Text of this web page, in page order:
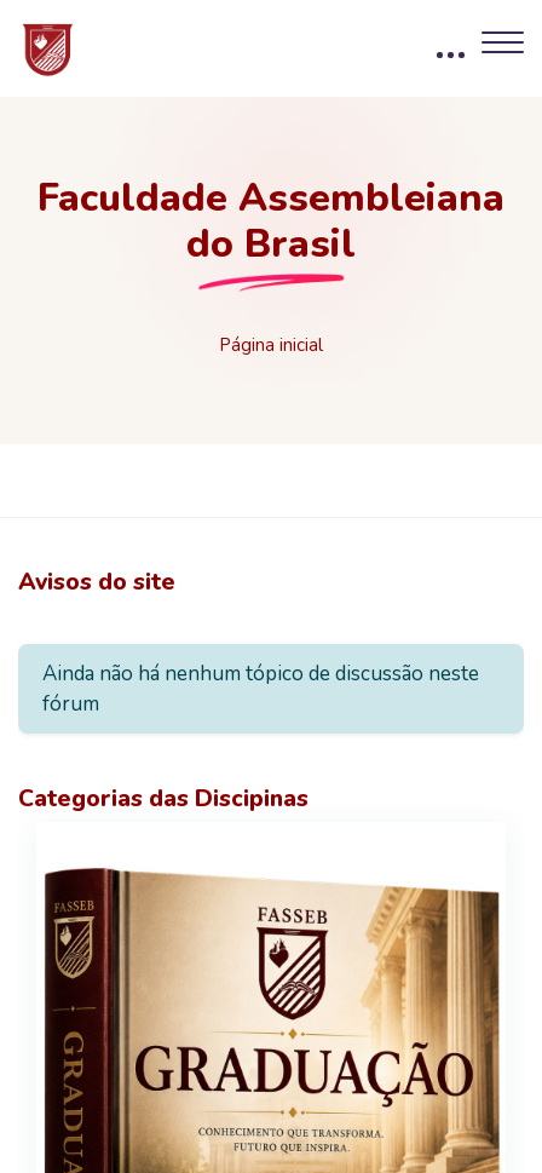
Faculdade Assembleiana
do Brasil
Página inicial
Blocos
Avisos do site
Ainda não há nenhum tópico de discussão neste
fórum
Categorias das Discipinas